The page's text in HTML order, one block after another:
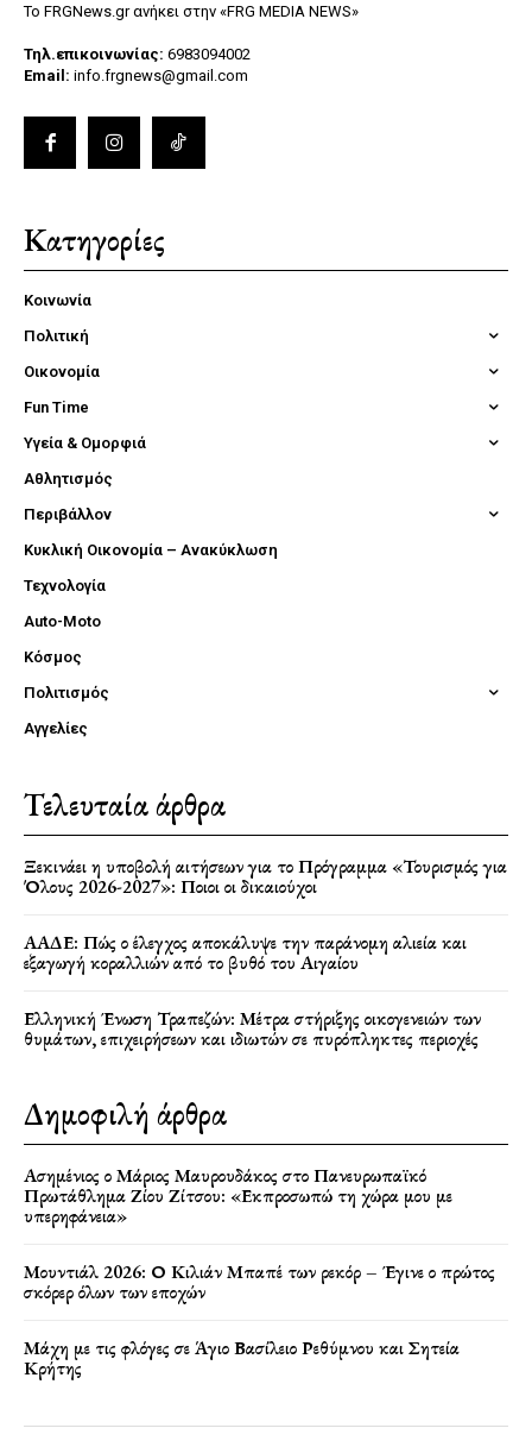
Το FRGNews.gr ανήκει στην «FRG MEDIA NEWS»
Τηλ.επικοινωνίας: 6983094002
Email: info.frgnews@gmail.com
Κατηγορίες
Κοινωνία
Πολιτική
Οικονομία
Fun Time
Υγεία & Ομορφιά
Αθλητισμός
Περιβάλλον
Κυκλική Οικονομία – Ανακύκλωση
Τεχνολογία
Auto-Moto
Κόσμος
Πολιτισμός
Αγγελίες
Τελευταία άρθρα
Ξεκινάει η υποβολή αιτήσεων για το Πρόγραμμα «Τουρισμός για
Όλους 2026-2027»: Ποιοι οι δικαιούχοι
ΑΑΔΕ: Πώς ο έλεγχος αποκάλυψε την παράνομη αλιεία και
εξαγωγή κοραλλιών από το βυθό του Αιγαίου
Ελληνική Ένωση Τραπεζών: Μέτρα στήριξης οικογενειών των
θυμάτων, επιχειρήσεων και ιδιωτών σε πυρόπληκτες περιοχές
Δημοφιλή άρθρα
Ασημένιος ο Μάριος Μαυρουδάκος στο Πανευρωπαϊκό
Πρωτάθλημα Ζίου Ζίτσου: «Εκπροσωπώ τη χώρα μου με
υπερηφάνεια»
Μουντιάλ 2026: Ο Κιλιάν Μπαπέ των ρεκόρ – Έγινε ο πρώτος
σκόρερ όλων των εποχών
Μάχη με τις φλόγες σε Άγιο Βασίλειο Ρεθύμνου και Σητεία
Κρήτης